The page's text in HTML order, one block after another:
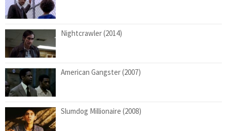
Nightcrawler (2014)
American Gangster (2007)
Slumdog Millionaire (2008)